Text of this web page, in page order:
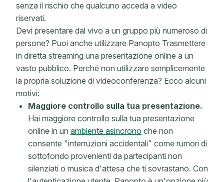
senza il rischio che qualcuno acceda a video
riservati.
Devi presentare dal vivo a un gruppo più numeroso di
persone? Puoi anche utilizzare Panopto Trasmettere
in diretta streaming una presentazione online a un
vasto pubblico. Perché non utilizzare semplicemente
la propria soluzione di videoconferenza? Ecco alcuni
motivi:
Maggiore controllo sulla tua presentazione.
Hai maggiore controllo sulla tua presentazione
online in un ambiente asincrono che non
consente "interruzioni accidentali" come rumori di
sottofondo provenienti da partecipanti non
silenziati o musica d'attesa che ti sovrastano. Con